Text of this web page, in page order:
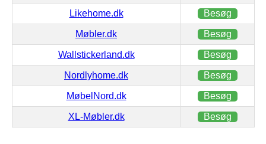
Likehome.dk Besøg
Møbler.dk Besøg
Wallstickerland.dk Besøg
Nordlyhome.dk Besøg
MøbelNord.dk Besøg
XL-Møbler.dk Besøg